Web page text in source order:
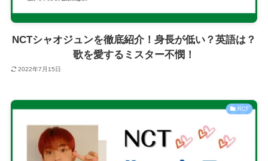
NCTシャオジュンを徹底紹介！身長が低い？英語は？
歌を愛するミスター不憫！
2022年7月15日
NCT